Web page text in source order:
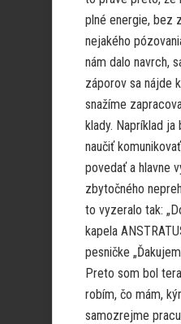
plné energie, bez
nejakého
nám dalo navrch,
záporov sa nájde
snažíme
klady. Napríklad ja
naučiť
povedať a hlavne
zbytočného
to vyzeralo tak:
kapela
pesničke
Preto som bol
robím, čo mám,
samozrejme